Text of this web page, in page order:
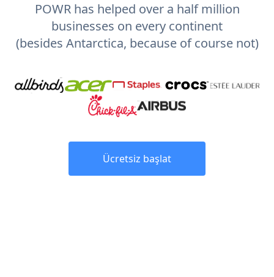
POWR has helped over a half million
businesses on every continent
(besides Antarctica, because of course not)
Ücretsiz başlat